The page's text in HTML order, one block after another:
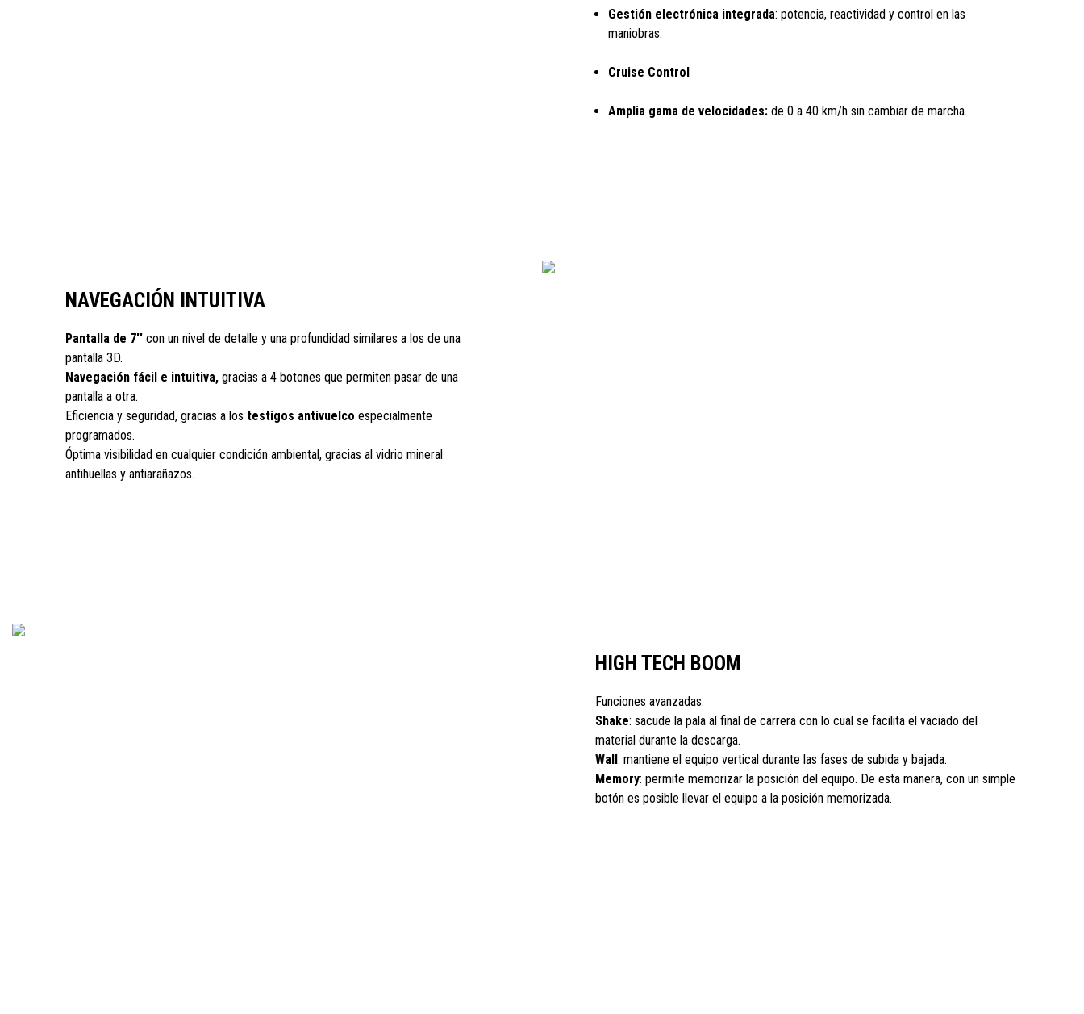
Gestión electrónica integrada: potencia, reactividad y control en las
maniobras.
Cruise Control
Amplia gama de velocidades:de 0 a 40 km/h sin cambiar de marcha.
NAVEGACIÓN INTUITIVA
Pantalla de 7''con un nivel de detalle y una profundidad similares a los de una
pantalla 3D.
Navegación fácil e intuitiva,gracias a 4 botones que permiten pasar de una
pantalla a otra.
Eficiencia y seguridad, gracias a los testigos antivuelco especialmente
programados.
Óptima visibilidad en cualquier condición ambiental, gracias al vidrio mineral
antihuellas y antiarañazos.
HIGH TECH BOOM
Funciones avanzadas:
Shake: sacude la pala al final de carrera con lo cual se facilita el vaciado del
material durante la descarga.
Wall: mantiene el equipo vertical durante las fases de subida y bajada.
Memory: permite memorizar la posición del equipo. De esta manera, con un simple
botón es posible llevar el equipo a la posición memorizada.